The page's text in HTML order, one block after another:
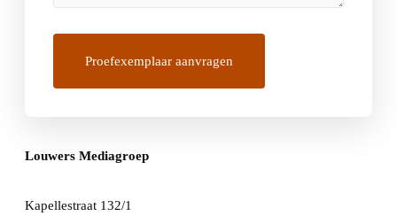
Louwers Mediagroep
Kapellestraat 132/1